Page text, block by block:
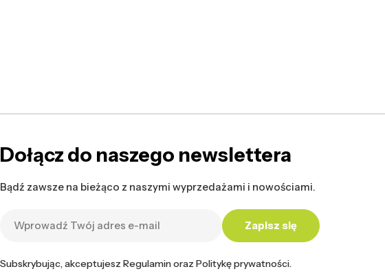
Dołącz do naszego newslettera
Bądź zawsze na bieżąco z naszymi wyprzedażami i nowościami.
Zapisz się
Subskrybując, akceptujesz Regulamin oraz Politykę prywatności.